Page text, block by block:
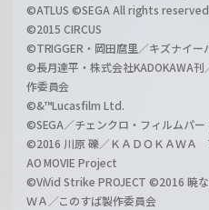
©ATLUS ©SEGA All rights
©2015 CIRCUS
©TRIGGER・岡田麿里／キズナイー
©長月達平・株式会社KADOKAWA
作委員会
©&™Lucasfilm Ltd.
©SEGA／チェンクロ・フィルムパー
©2016 川原 礫／ＫＡＤＯＫＡＷＡ
AO MOVIE Project
©ViVid Strike PROJECT ©2016 暁
ＷＡ／このすば製作委員会